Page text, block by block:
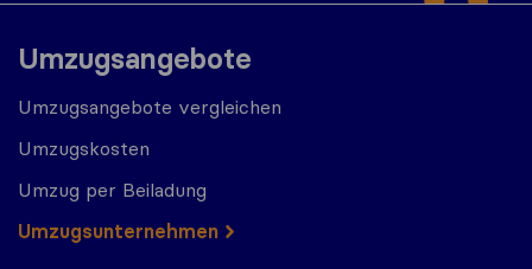
Umzugsangebote
Umzugsangebote vergleichen
Umzugskosten
Umzug per Beiladung
Umzugs​​unternehmen